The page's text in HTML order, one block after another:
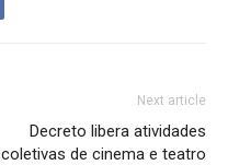
Next article
Decreto libera atividades
coletivas de cinema e teatro